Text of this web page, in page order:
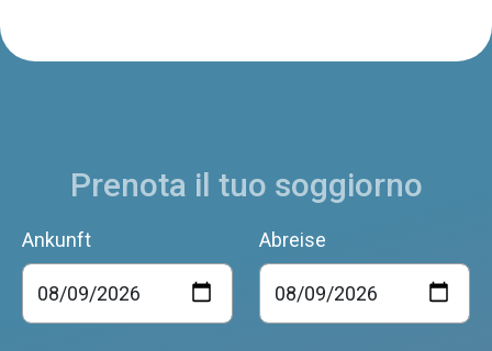
Prenota il tuo soggiorno
Ankunft Abreise